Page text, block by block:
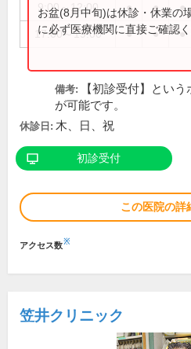
9:00～12:00 ● ● ●
17:00～19:00 ● ● ●
お盆(8月中旬)は休診・休業の
に必ず医療機関に直接ご確認く
備考:
【初診受付】とい
が可能です。
休診日: 木、日、祝
初診受付
この医院の詳
アクセス数※
笠井クリニック